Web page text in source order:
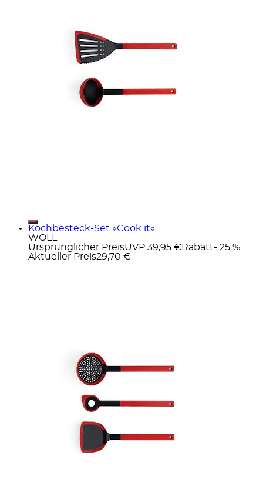
Kochbesteck-Set »Cook it«
WOLL
Ursprünglicher PreisUVP 39,95 € Rabatt- 25 %
Aktueller Preis29,70 €